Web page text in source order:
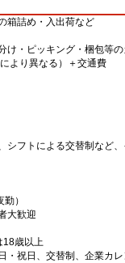
箱詰め・入出荷など
け・ピッキング・梱包等の
より異なる）＋交通費
シフトによる交替制など
）
大歓迎
18歳以上
祝日、交替制、企業カレ